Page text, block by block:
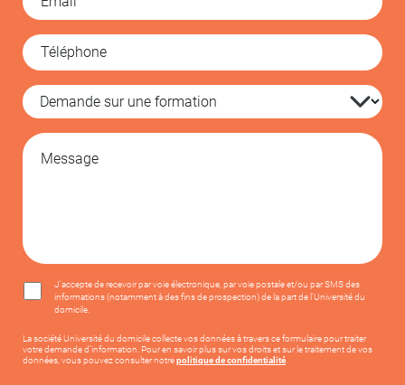
J'accepte de recevoir par voie électronique, par voie postale et/ou par SMS des
informations (notamment à des fins de prospection) de la part de l'Université du
domicile.
La société Université du domicile collecte vos données à travers ce formulaire pour traiter
votre demande d’information. Pour en savoir plus sur vos droits et sur le traitement de vos
données, vous pouvez consulter notrepolitique de confidentialité